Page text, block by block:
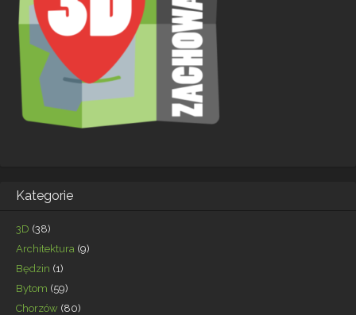
Kategorie
3D (38)
Architektura (9)
Będzin (1)
Bytom (59)
Chorzów (80)